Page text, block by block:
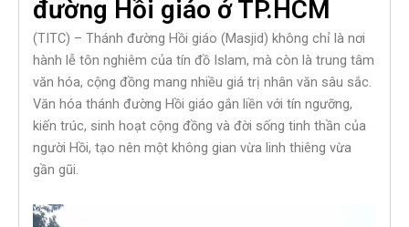
đường Hồi giáo ở TP.HCM
(TITC) – Thánh đường Hồi giáo (Masjid) không chỉ là nơi
hành lễ tôn nghiêm của tín đồ Islam, mà còn là trung tâm
văn hóa, cộng đồng mang nhiều giá trị nhân văn sâu sắc.
Văn hóa thánh đường Hồi giáo gắn liền với tín ngưỡng,
kiến trúc, sinh hoạt cộng đồng và đời sống tinh thần của
người Hồi, tạo nên một không gian vừa linh thiêng vừa
gần gũi.